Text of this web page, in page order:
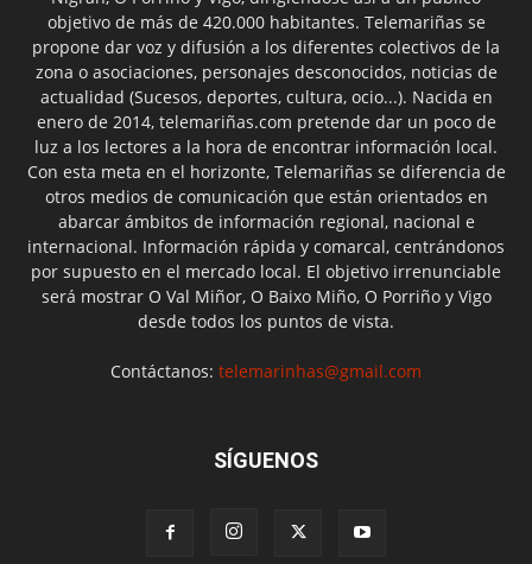
objetivo de más de 420.000 habitantes. Telemariñas se
propone dar voz y difusión a los diferentes colectivos de la
zona o asociaciones, personajes desconocidos, noticias de
actualidad (Sucesos, deportes, cultura, ocio...). Nacida en
enero de 2014, telemariñas.com pretende dar un poco de
luz a los lectores a la hora de encontrar información local.
Con esta meta en el horizonte, Telemariñas se diferencia de
otros medios de comunicación que están orientados en
abarcar ámbitos de información regional, nacional e
internacional. Información rápida y comarcal, centrándonos
por supuesto en el mercado local. El objetivo irrenunciable
será mostrar O Val Miñor, O Baixo Miño, O Porriño y Vigo
desde todos los puntos de vista.
Contáctanos: telemarinhas@gmail.com
SÍGUENOS